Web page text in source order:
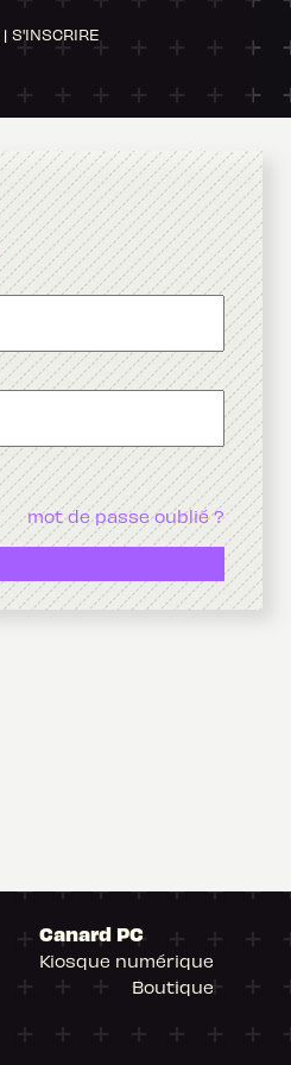
| S'INSCRIRE
mot de passe oublié ?
Canard PC
Kiosque numérique
Boutique